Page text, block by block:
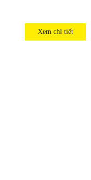
Xem chi tiết